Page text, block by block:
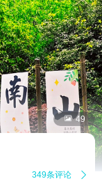
 49
349条评论 